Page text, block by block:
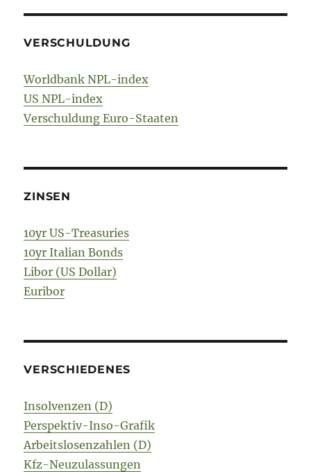
VERSCHULDUNG
Worldbank NPL-index
US NPL-index
Verschuldung Euro-Staaten
ZINSEN
10yr US-Treasuries
10yr Italian Bonds
Libor (US Dollar)
Euribor
VERSCHIEDENES
Insolvenzen (D)
Perspektiv-Inso-Grafik
Arbeitslosenzahlen (D)
Kfz-Neuzulassungen